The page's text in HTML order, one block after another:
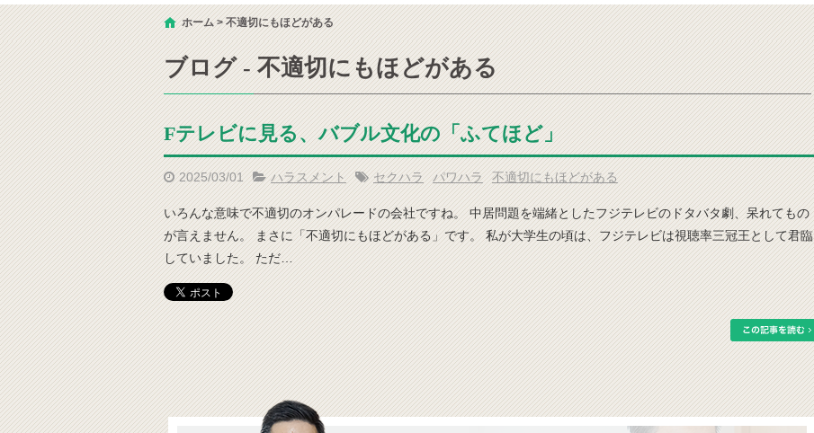
ホーム>不適切にもほどがある
ブログ - 不適切にもほどがある
Fテレビに見る、バブル文化の「ふてほど」
2025/03/01 ハラスメント セクハラ パワハラ 不適切にもほどがある
いろんな意味で不適切のオンパレードの会社ですね。 中居問題を端緒としたフジテレビのドタバタ劇、呆れてもの
が言えません。 まさに「不適切にもほどがある」です。 私が大学生の頃は、フジテレビは視聴率三冠王として君臨
していました。 ただ…